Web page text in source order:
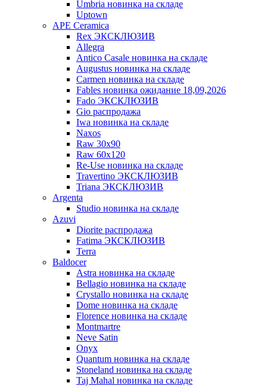
Umbria новинка на складе
Uptown
APE Ceramica
Rex ЭКСКЛЮЗИВ
Allegra
Antico Casale новинка на складе
Augustus новинка на складе
Carmen новинка на складе
Fables новинка ожидание 18,09,2026
Fado ЭКСКЛЮЗИВ
Gio распродажа
Iwa новинка на складе
Naxos
Raw 30x90
Raw 60х120
Re-Use новинка на складе
Travertino ЭКСКЛЮЗИВ
Triana ЭКСКЛЮЗИВ
Argenta
Studio новинка на складе
Azuvi
Diorite распродажа
Fatima ЭКСКЛЮЗИВ
Terra
Baldoсer
Astra новинка на складе
Bellagio новинка на складе
Crystallo новинка на складе
Dome новинка на складе
Florence новинка на складе
Montmartre
Neve Satin
Onyx
Quantum новинка на складе
Stoneland новинка на складе
Taj Mahal новинка на складе